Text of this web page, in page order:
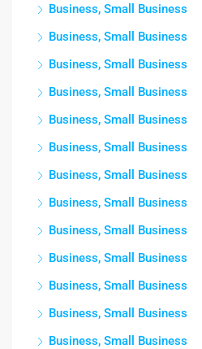
Business, Small Business
Business, Small Business
Business, Small Business
Business, Small Business
Business, Small Business
Business, Small Business
Business, Small Business
Business, Small Business
Business, Small Business
Business, Small Business
Business, Small Business
Business, Small Business
Business, Small Business